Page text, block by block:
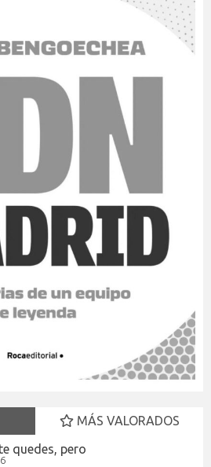
MÁS VALORADOS
quedes, pero